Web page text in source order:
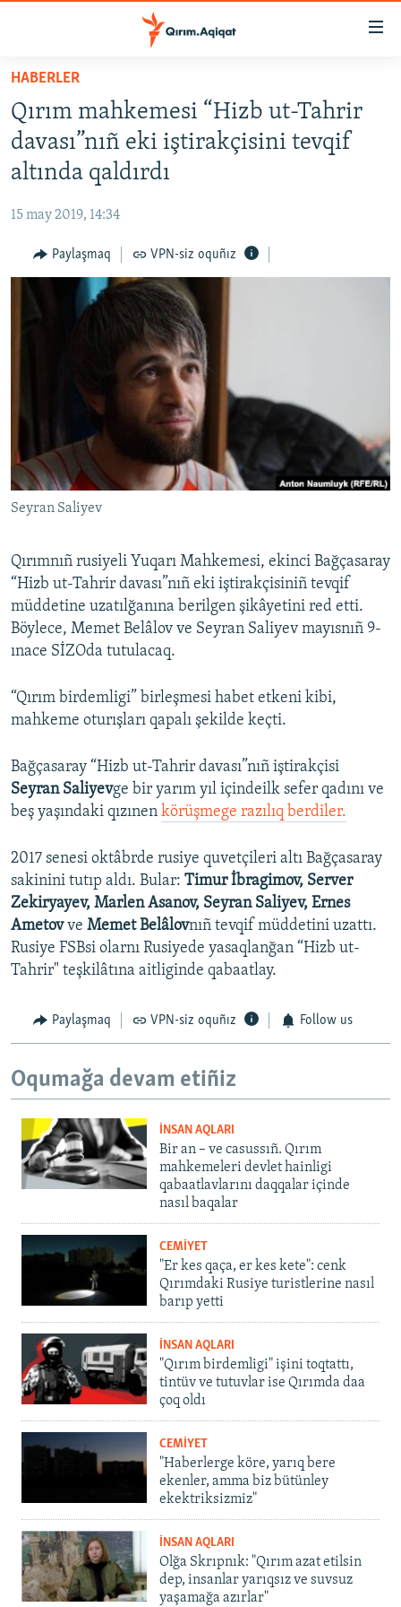
Esas
qaytmaq
Baş
navigatsiyağa
qaytmaq
Qıdıruvğa
qaytmaq
SİYASET
İQTİSADİYAT
MEDENİYET
İNSAN AQLARI
SÜRET
Українською
QOŞULIÑIZ!
RFE/RS bütün saytları
HABERLER
Qırım mahkemesi “Hizb ut-Tahrir
davası”nıñ eki iştirakçisini tevqif
altında qaldırdı
15 may 2019, 14:34
Paylaşmaq VPN-siz oquñız
Seyran Saliyev
Qırımnıñ rusiyeli Yuqarı Mahkemesi, ekinci Bağçasaray
“Hizb ut-Tahrir davası”nıñ eki iştirakçisiniñ tevqif
müddetine uzatılğanına berilgen şikâyetini red etti.
Böylece, Memet Belâlov ve Seyran Saliyev mayısnıñ 9-
ınace SİZOda tutulacaq.
“Qırım birdemligi” birleşmesi habet etkeni kibi,
mahkeme oturışları qapalı şekilde keçti.
Bağçasaray “Hizb ut-Tahrir davası”nıñ iştirakçisi
Seyran Saliyevge bir yarım yıl içindeilk sefer qadını ve
beş yaşındaki qızınen körüşmege razılıq berdiler.
2017 senesi oktâbrde rusiye quvetçileri altı Bağçasaray
sakinini tutıp aldı. Bular: Timur İbragimov, Server
Zekiryayev, Marlen Asanov, Seyran Saliyev, Ernes
Ametovve Memet Belâlovnıñ tevqif müddetini uzattı.
Rusiye FSBsi olarnı Rusiyede yasaqlanğan “Hizb ut-
Tahrir" teşkilâtına aitliginde qabaatlay.
Paylaşmaq VPN-siz oquñız Follow us
Oqumağa devam etiñiz
İNSAN AQLARI
Bir an – ve casussıñ. Qırım
mahkemeleri devlet hainligi
qabaatlavlarını daqqalar içinde
nasıl baqalar
CEMİYET
"Er kes qaça, er kes kete": cenk
Qırımdaki Rusiye turistlerine nasıl
barıp yetti
İNSAN AQLARI
"Qırım birdemligi" işini toqtattı,
tintüv ve tutuvlar ise Qırımda daa
çoq oldı
CEMİYET
"Haberlerge köre, yarıq bere
ekenler, amma biz bütünley
ekektriksizmiz"
İNSAN AQLARI
Olğa Skrıpnık: "Qırım azat etilsin
dep, insanlar yarıqsız ve suvsuz
yaşamağa azırlar"